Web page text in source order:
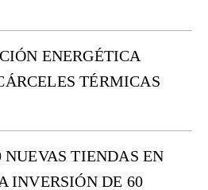
ENERGÉTICA
TÉRMICAS
NUEVAS TIENDAS EN
INVERSIÓN DE 60